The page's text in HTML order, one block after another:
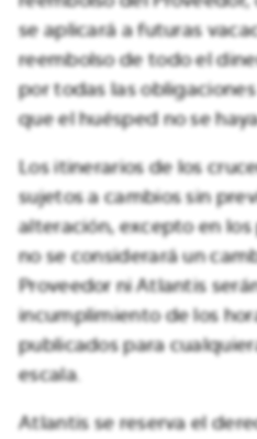
se aplicará a futuras
reembolso de todo el
por todas las
que el huésped no se
Los itinerarios de los
sujetos a cambios sin
alteración, excepto en
no se considerará un
Proveedor ni Atlantis
incumplimiento de los
publicados para
escala.
Atlantis se reserva el